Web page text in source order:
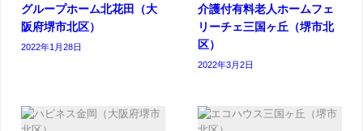
グループホーム北花田（大
阪府堺市北区）
2022年1月28日
介護付有料老人ホームフェ
リーチェ三国ヶ丘（堺市北
区）
2022年3月2日